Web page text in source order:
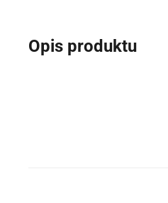
Opis produktu